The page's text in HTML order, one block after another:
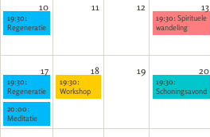
10
19:30:
Regeneratie
11 12 13
19:30:Spirituele
wandeling
17
19:30:
Regeneratie
20:00:
Meditatie
18
19:30:
Workshop
19 20
19:30:
Schoningsavond